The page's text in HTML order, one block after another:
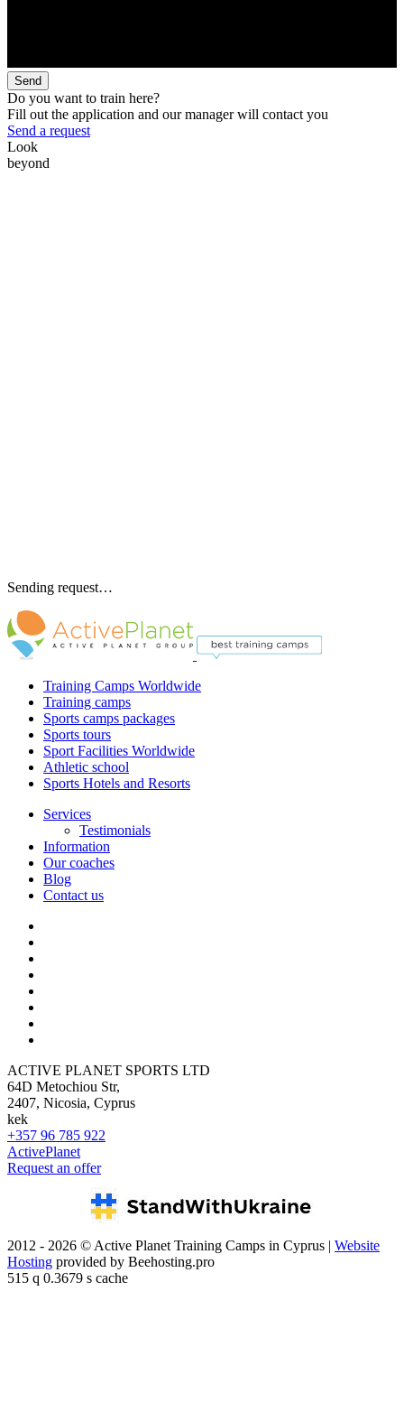
Send
Do you want to train here?
Fill out the application and our manager will contact you
Send a request
Look
beyond
Sending request…
Training Camps Worldwide
Training camps
Sports camps packages
Sports tours
Sport Facilities Worldwide
Athletic school
Sports Hotels and Resorts
Services
Testimonials
Information
Our coaches
Blog
Contact us
ACTIVE PLANET SPORTS LTD
64D Metochiou Str,
2407, Nicosia, Cyprus
kek
+357 96 785 922
ActivePlanet
Request an offer
2012 - 2026 © Active Planet Training Camps in Cyprus | Website
Hosting provided by Beehosting.pro
515 q 0.3679 s cache